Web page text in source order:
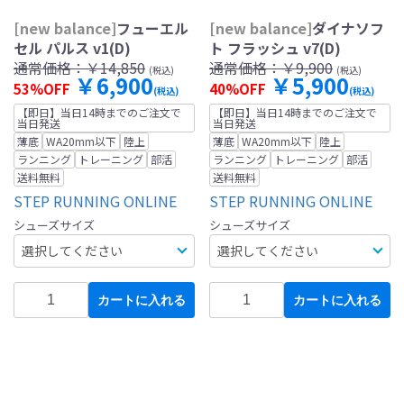
[new balance]フューエル
セル パルス v1(D)
通常価格：￥14,850 (税込)
53%OFF ￥6,900(税込)
【即日】当日14時までのご注文で
当日発送
薄底 WA20mm以下 陸上
ランニング
トレーニング 部活
送料無料
STEP RUNNING ONLINE
シューズサイズ
カートに入れる
[new balance]ダイナソフ
ト フラッシュ v7(D)
通常価格：￥9,900 (税込)
40%OFF ￥5,900(税込)
【即日】当日14時までのご注文で
当日発送
薄底 WA20mm以下 陸上
ランニング
トレーニング 部活
送料無料
STEP RUNNING ONLINE
シューズサイズ
カートに入れる